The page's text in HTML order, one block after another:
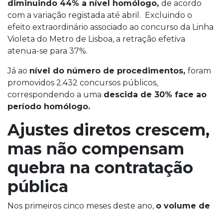
diminuindo 44% a nível homólogo, de acordo
com a variação registada até abril. Excluindo o
efeito extraordinário associado ao concurso da Linha
Violeta do Metro de Lisboa, a retração efetiva
atenua-se para 37%.
Já ao nível do número de procedimentos, foram
promovidos 2.432 concursos públicos,
correspondendo a uma descida de 30% face ao
período homólogo.
Ajustes diretos crescem,
mas não compensam
quebra na contratação
pública
Nos primeiros cinco meses deste ano, o volume de